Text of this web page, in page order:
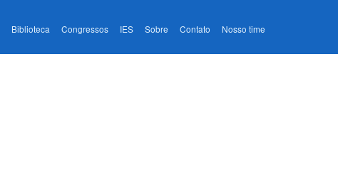
Biblioteca Congressos IES Sobre Contato Nosso time